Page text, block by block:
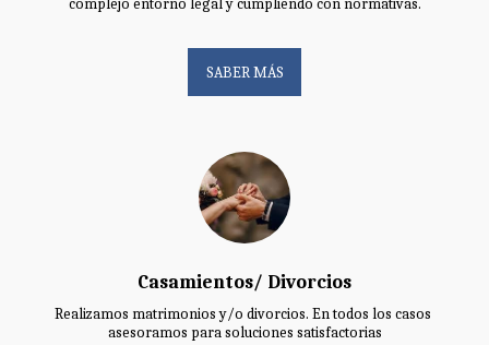
complejo entorno legal y cumpliendo con normativas.
SABER MÁS
Casamientos/ Divorcios
Realizamos matrimonios y/o divorcios. En todos los casos
asesoramos para soluciones satisfactorias